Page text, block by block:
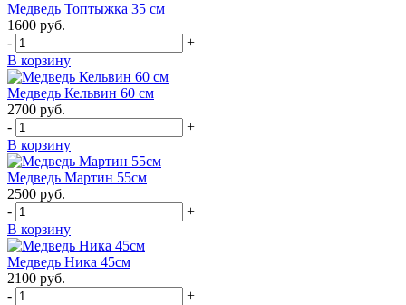
Медведь Топтыжка 35 см
1600 руб.
-
+
В корзину
Медведь Кельвин 60 см
2700 руб.
-
+
В корзину
Медведь Мартин 55см
2500 руб.
-
+
В корзину
Медведь Ника 45см
2100 руб.
-
+